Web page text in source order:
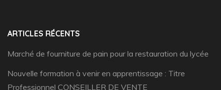
ARTICLES RÉCENTS
Marché de fourniture de pain pour la restauration du lycée
Nouvelle formation à venir en apprentissage : Titre
Professionnel CONSEILLER DE VENTE